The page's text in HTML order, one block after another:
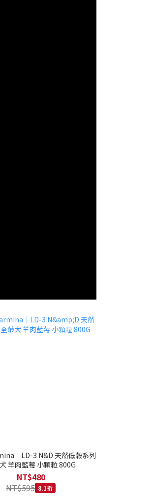
｜LD-3 N&D 天然低穀系列
羊肉藍莓 小顆粒 800G
NT$480
NT$595 8.1折